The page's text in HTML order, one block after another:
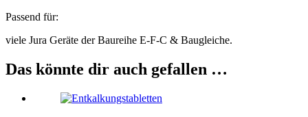
Passend für:
viele Jura Geräte der Baureihe E-F-C & Baugleiche.
Das könnte dir auch gefallen …